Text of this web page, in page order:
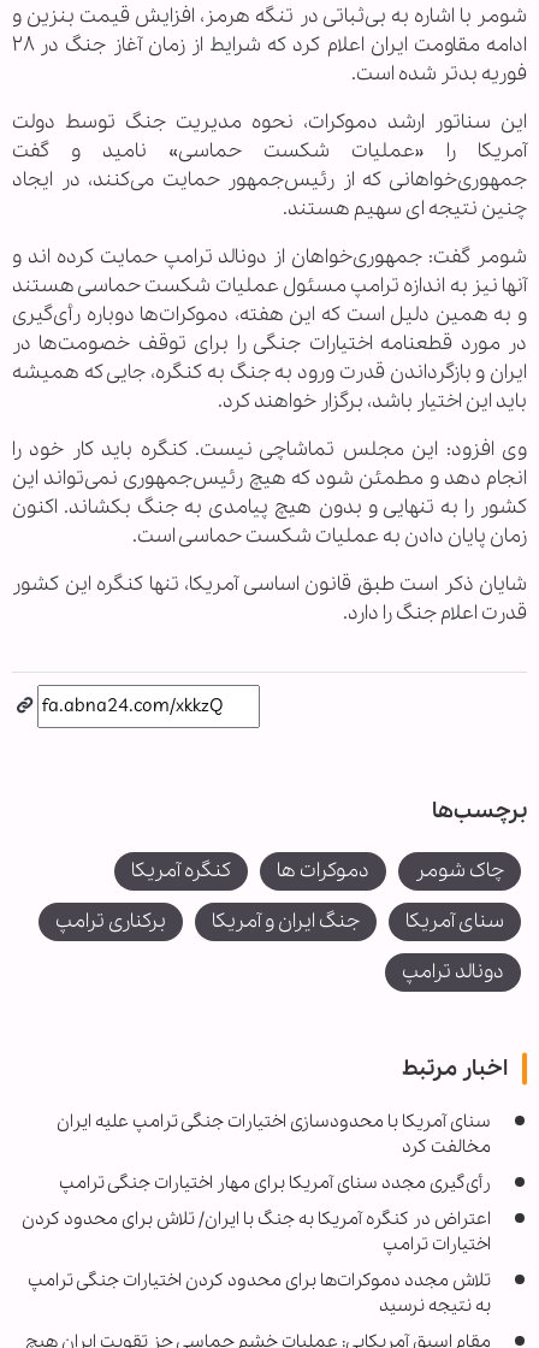
شومر با اشاره به بی‌ثباتی در تنگه هرمز، افزایش قیمت بنزین و
ادامه مقاومت ایران اعلام کرد که شرایط از زمان آغاز جنگ در ۲۸
فوریه بدتر شده است.
این سناتور ارشد دموکرات، نحوه مدیریت جنگ توسط دولت
آمریکا را «عملیات شکست حماسی» نامید و گفت
جمهوری‌خواهانی که از رئیس‌جمهور حمایت می‌کنند، در ایجاد
چنین نتیجه ای سهیم هستند.
شومر گفت: جمهوری‌خواهان از دونالد ترامپ حمایت کرده اند و
آنها نیز به اندازه ترامپ مسئول عملیات شکست حماسی هستند
و به همین دلیل است که این هفته، دموکرات‌ها دوباره رأی‌گیری
در مورد قطعنامه اختیارات جنگی را برای توقف خصومت‌ها در
ایران و بازگرداندن قدرت ورود به جنگ به کنگره، جایی که همیشه
باید این اختیار باشد، برگزار خواهند کرد.
وی افزود: این مجلس تماشاچی نیست. کنگره باید کار خود را
انجام دهد و مطمئن شود که هیچ رئیس‌جمهوری نمی‌تواند این
کشور را به تنهایی و بدون هیچ پیامدی به جنگ بکشاند. اکنون
زمان پایان دادن به عملیات شکست حماسی است.
شایان ذکر است طبق قانون اساسی آمریکا، تنها کنگره این کشور
قدرت اعلام جنگ را دارد.
برچسب‌ها
چاک شومر دموکرات ها
کنگره آمریکا
سنای آمریکا
جنگ ایران و آمریکا
برکناری ترامپ
دونالد ترامپ
اخبار مرتبط
سنای آمریکا با محدودسازی اختیارات جنگی ترامپ علیه ایران
مخالفت کرد
رأی‌گیری مجدد سنای آمریکا برای مهار اختیارات جنگی ترامپ
اعتراض در کنگره آمریکا به جنگ با ایران/ تلاش برای محدود کردن
اختیارات ترامپ
تلاش مجدد دموکرات‌ها برای محدود کردن اختیارات جنگی ترامپ
به نتیجه نرسید
مقام اسبق آمریکایی: عملیات خشم حماسی جز تقویت ایران هیچ